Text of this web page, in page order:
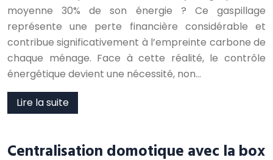
moyenne 30% de son énergie ? Ce gaspillage
représente une perte financière considérable et
contribue significativement à l’empreinte carbone de
chaque ménage. Face à cette réalité, le contrôle
énergétique devient une nécessité, non…
Lire la suite
Centralisation domotique avec la box